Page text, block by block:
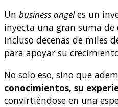
Un business angeles un
inyecta una gran suma de
incluso decenas de miles
para apoyar su
No solo eso, sino que
conocimientos, su
convirtiéndose en una